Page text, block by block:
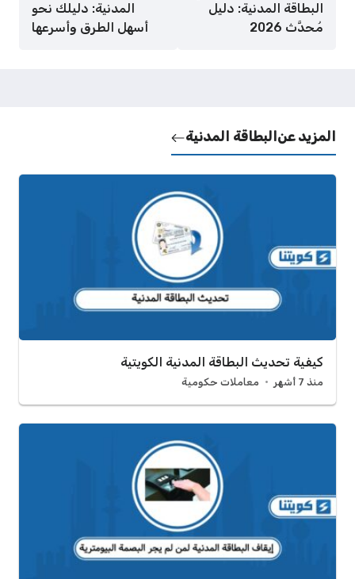
البطاقة المدنية: دليل
مُحدَّث 2026
المدنية: دليلك نحو
أسهل الطرق وأسرعها
المزيد عنالبطاقة المدنية
كيفية تحديث البطاقة المدنية الكويتية
منذ 7 أشهر معاملات حكومية